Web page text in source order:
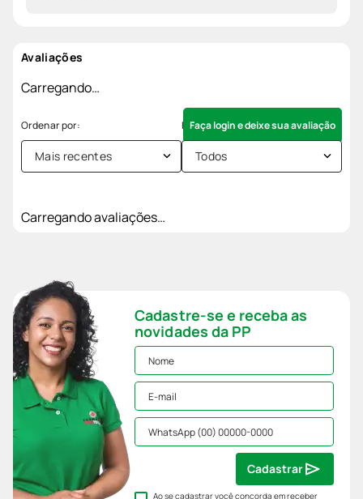
Avaliações
Carregando…
Faça login e deixe sua avaliação
Mais recentes Todos
Carregando avaliações…
Cadastre-se e receba as
novidades da PP
Ao se cadastrar você concorda em receber
Cadastrar